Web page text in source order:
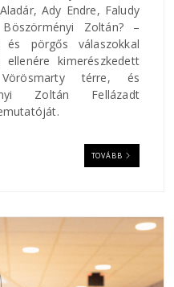
Ady Endre, Faludy
Zoltán? –
és pörgős válaszokkal
kimerészkedett
térre, és
Zoltán Fellázadt
TOVÁBB